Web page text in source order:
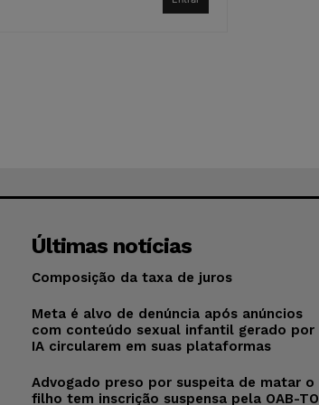
Últimas notícias
Composição da taxa de juros
Meta é alvo de denúncia após anúncios
com conteúdo sexual infantil gerado por
IA circularem em suas plataformas
Advogado preso por suspeita de matar o
filho tem inscrição suspensa pela OAB-TO